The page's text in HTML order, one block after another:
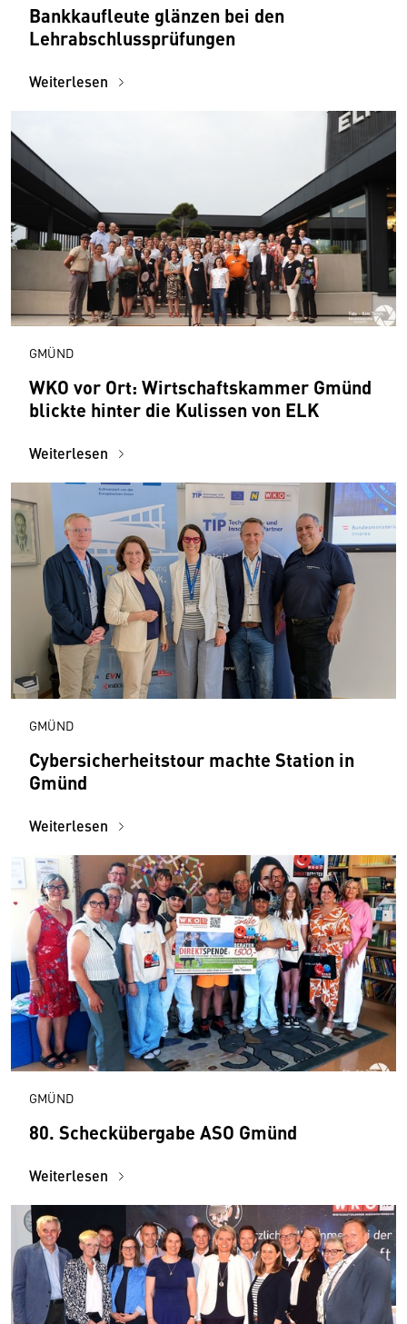
Bankkaufleute glänzen bei den
Lehrabschlussprüfungen
Weiterlesen
GMÜND
WKO vor Ort: Wirtschaftskammer Gmünd
blickte hinter die Kulissen von ELK
Weiterlesen
GMÜND
Cybersicherheitstour machte Station in
Gmünd
Weiterlesen
GMÜND
80. Scheckübergabe ASO Gmünd
Weiterlesen